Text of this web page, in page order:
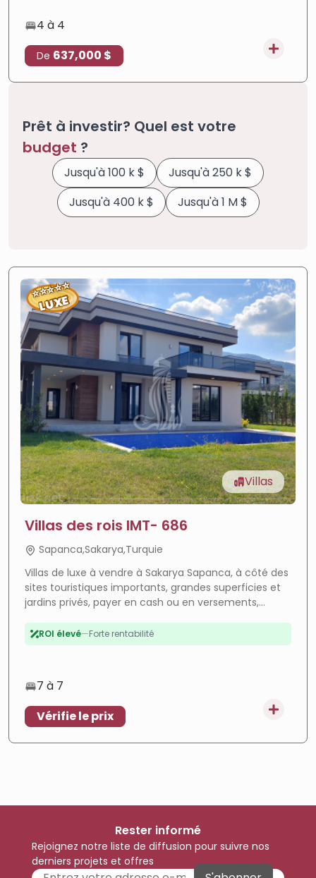
Investissement
4 à 4
De 637,000 $
Prêt à investir? Quel est votre
budget ?
Jusqu'à 100 k $
Jusqu'à 250 k $
Jusqu'à 400 k $
Jusqu'à 1 M $
⭐⭐⭐⭐⭐
LUXE
Villas
Villas des rois IMT- 686
Sapanca,Sakarya,Turquie
Villas de luxe à vendre à Sakarya Sapanca, à côté des
sites touristiques importants, grandes superficies et
jardins privés, payer en cash ou en versements,
nous pour en savoir plus.
Forte croissance
ROI élevé—Forte rentabilité
Luxe
Paiement facile —Paiement flexible
7 à 7
Vérifie le prix
Rester informé
Rejoignez notre liste de diffusion pour suivre nos
derniers projets et offres